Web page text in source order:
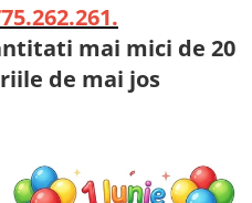
mai mici de 20
de mai jos